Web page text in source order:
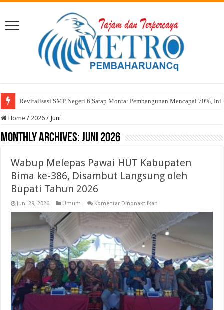
Revitalisasi SMP Negeri 6 Satap Monta: Pembangunan Mencapai 70%,
Sekda Abul: Pelantikan adalah Pengakuan Kompetensi
Home / 2026 / Juni
Monthly Archives:Juni 2026
Wabup Melepas Pawai HUT Kabupaten
Bima ke-386, Disambut Langsung oleh
Bupati Tahun 2026
Juni 29, 2026 Umum Komentar Dinonaktifkan
Melepas
Pawai
HUT
Kabupaten
386,
Disambut
Langsung
oleh
Bupati
Tahun
2026